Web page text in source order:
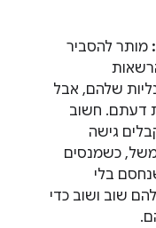
מותר להסביר
שלהם, אבל
דעתם. חשוב
גישה
כשמנסים
בלי
שוב ושוב כדי